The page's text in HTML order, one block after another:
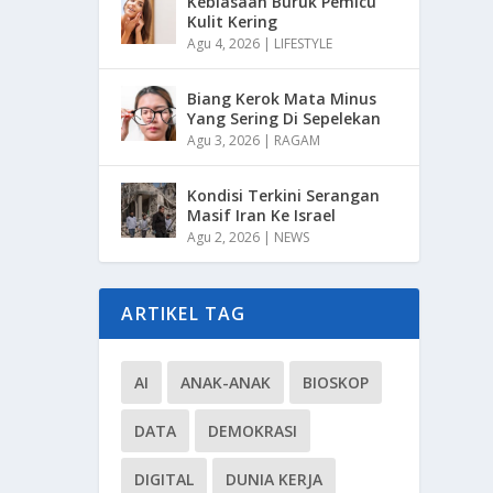
Kulit Kering
Agu 4, 2026 | LIFESTYLE
Biang Kerok Mata Minus
Yang Sering Di Sepelekan
Agu 3, 2026 | RAGAM
Kondisi Terkini Serangan
Masif Iran Ke Israel
Agu 2, 2026 | NEWS
ARTIKEL TAG
AI ANAK-ANAK BIOSKOP
DATA DEMOKRASI
DIGITAL DUNIA KERJA